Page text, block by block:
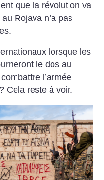
que la révolution va
Rojava n’a pas
lorsque les
le dos au
l’armée
? Cela reste à voir.